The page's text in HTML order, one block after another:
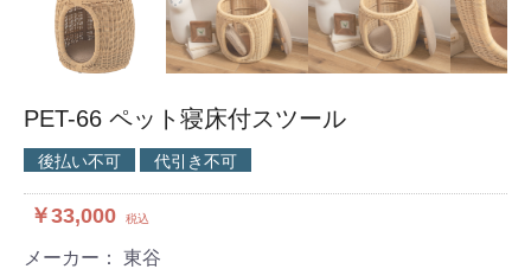
PET-66 ペット寝床付スツール
後払い不可 代引き不可
￥33,000 税込
メーカー： 東谷